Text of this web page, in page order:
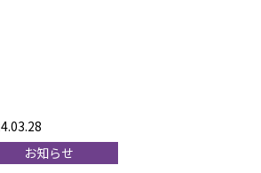
お知らせ